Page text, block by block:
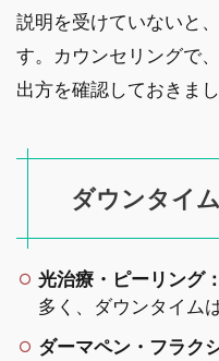
説明を受けていないと
す。カウンセリングで
出方を確認しておきまし
ダウンタイ
光治療・ピーリング：
多く、ダウンタイム
ダーマペン・フラク